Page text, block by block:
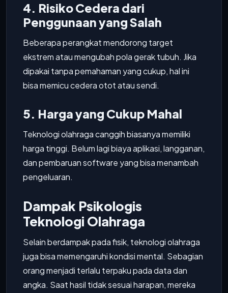
4. Risiko Cedera dari
Penggunaan yang Salah
Beberapa perangkat mendorong target
ekstrem atau mengubah pola gerak tubuh. Jika
dipakai tanpa pemahaman yang cukup, hal ini
bisa memicu cedera otot atau sendi.
5. Harga yang Cukup Mahal
Teknologi olahraga canggih biasanya memiliki
harga tinggi. Belum lagi biaya aplikasi, langganan,
dan pembaruan software yang bisa menambah
pengeluaran.
Dampak Psikologis
Teknologi Olahraga
Selain berdampak pada fisik, teknologi olahraga
juga bisa memengaruhi kondisi mental. Sebagian
orang menjadi terlalu terpaku pada data dan
angka. Saat hasil tidak sesuai harapan, mereka